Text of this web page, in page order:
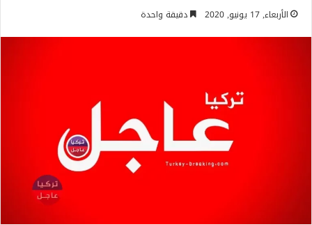
الأربعاء, 17 يونيو, 2020 دقيقة واحدة